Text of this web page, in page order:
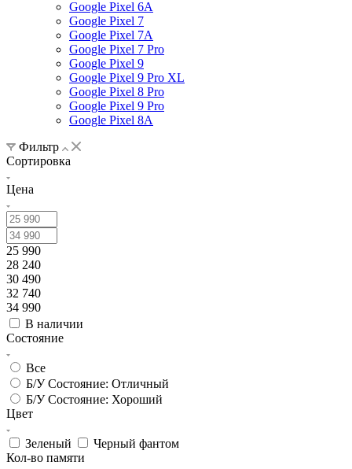
Google Pixel 6A
Google Pixel 7
Google Pixel 7А
Google Pixel 7 Pro
Google Pixel 9
Google Pixel 9 Pro XL
Google Pixel 8 Pro
Google Pixel 9 Pro
Google Pixel 8A
Фильтр
Сортировка
Цена
25 990
28 240
30 490
32 740
34 990
В наличии
Состояние
Все
Б/У Состояние: Отличный
Б/У Состояние: Хороший
Цвет
Зеленый
Черный фантом
Кол-во памяти